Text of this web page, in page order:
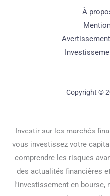
À
Copyright ©
Investir sur les marchés
vous investissez votre
comprendre les risques
des actualités financières
l'investissement en bourse,